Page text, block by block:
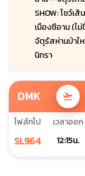
SHOW: โชว์เ
เมืองซีอาน (ไ
จัตุรัสห่านป่าใ
นิทรา
DMK flight_takeoff
ไฟล์ทไป
SL964
เวลาออก
12:15น.